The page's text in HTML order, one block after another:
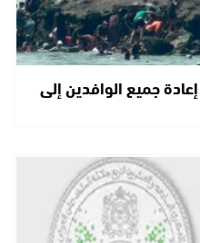
جميع الوافدين إلى